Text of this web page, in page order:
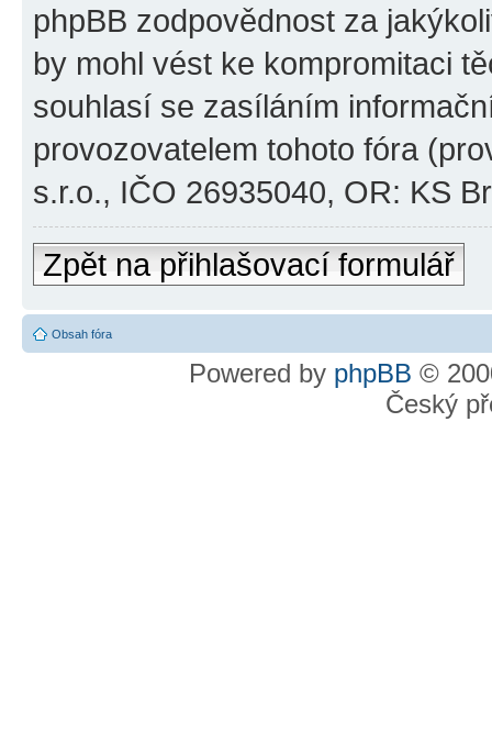
phpBB zodpovědnost za
by mohl vést ke kompromitaci
souhlasí se zasíláním
provozovatelem tohoto fóra
s.r.o., IČO 26935040, OR: KS
Zpět na přihlašovací formulář
Obsah fóra
Powered by phpBB ©
Český